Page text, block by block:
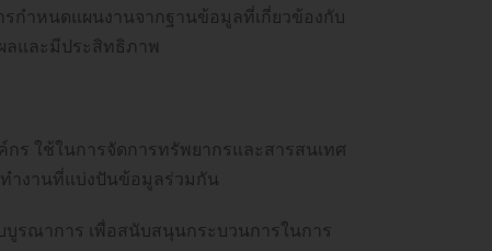
กำหนดแผนงานจากฐานข้อมูลที่เกี่ยวข้องกับ
ลและมีประสิทธิภาพ
ใช้ในการจัดการทรัพยากรและสารสนเทศ
ำงานที่แบ่งปันข้อมูลร่วมกัน
รณาการ เพื่อสนับสนุนกระบวนการในการ